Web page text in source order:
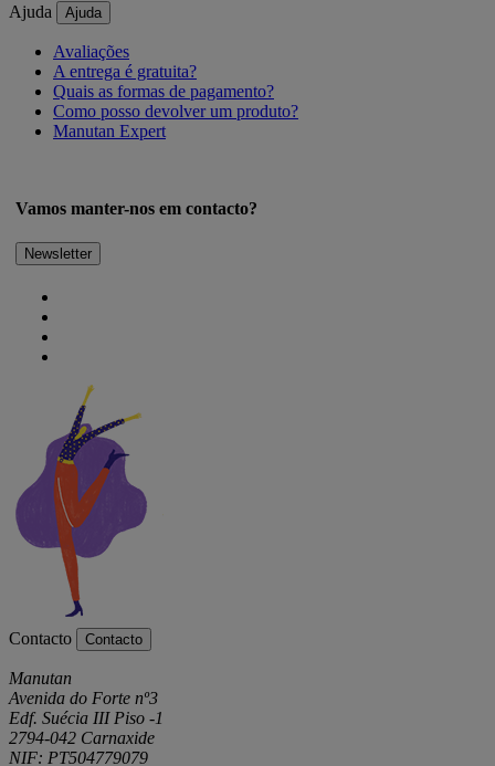
Ajuda Ajuda
Avaliações
A entrega é gratuita?
Quais as formas de pagamento?
Como posso devolver um produto?
Manutan Expert
Vamos manter-nos em contacto?
Newsletter
Contacto Contacto
Manutan
Avenida do Forte nº3
Edf. Suécia III Piso -1
2794-042 Carnaxide
NIF: PT504779079